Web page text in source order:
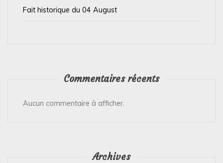
Fait historique du 04 August
Commentaires récents
Aucun commentaire à afficher.
Archives